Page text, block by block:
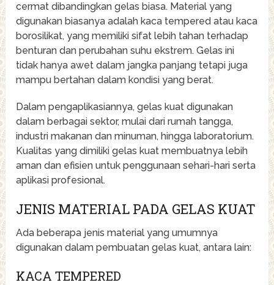
cermat dibandingkan gelas biasa. Material yang
digunakan biasanya adalah kaca tempered atau kaca
borosilikat, yang memiliki sifat lebih tahan terhadap
benturan dan perubahan suhu ekstrem. Gelas ini
tidak hanya awet dalam jangka panjang tetapi juga
mampu bertahan dalam kondisi yang berat.
Dalam pengaplikasiannya, gelas kuat digunakan
dalam berbagai sektor, mulai dari rumah tangga,
industri makanan dan minuman, hingga laboratorium.
Kualitas yang dimiliki gelas kuat membuatnya lebih
aman dan efisien untuk penggunaan sehari-hari serta
aplikasi profesional.
JENIS MATERIAL PADA GELAS KUAT
Ada beberapa jenis material yang umumnya
digunakan dalam pembuatan gelas kuat, antara lain:
KACA TEMPERED